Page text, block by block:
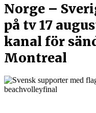
Norge –
på tv 17
kanal för
Montreal